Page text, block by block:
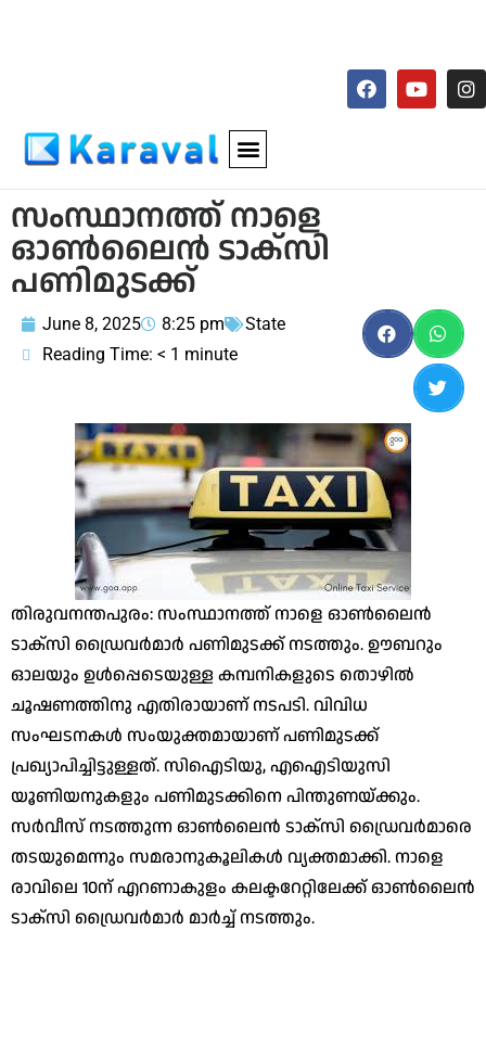
സംസ്ഥാനത്ത് നാളെ
ഓൺലൈൻ ടാക്സി
പണിമുടക്ക്
June 8, 2025 8:25 pm
State
Reading Time: < 1 minute
തിരുവനന്തപുരം: സംസ്ഥാനത്ത് നാളെ ഓൺലൈൻ
ടാക്സി ഡ്രൈവർമാർ പണിമുടക്ക് നടത്തും. ഊബറും
ഓലയും ഉൾപ്പെടെയുള്ള കമ്പനികളുടെ തൊഴിൽ
ചൂഷണത്തിനു എതിരായാണ് നടപടി. വിവിധ
സംഘടനകൾ സംയുക്തമായാണ് പണിമുടക്ക്
പ്രഖ്യാപിച്ചിട്ടുള്ളത്. സിഐടിയു, എഐടിയുസി
യൂണിയനുകളും പണിമുടക്കിനെ പിന്തുണയ്ക്കും.
സർവീസ് നടത്തുന്ന ഓൺലൈൻ ടാക്സി ഡ്രൈവർമാരെ
തടയുമെന്നും സമരാനുകൂലികൾ വ്യക്തമാക്കി. നാളെ
രാവിലെ 10ന് എറണാകുളം കലക്ടറേറ്റിലേക്ക് ഓൺലൈൻ
ടാക്സി ഡ്രൈവർമാർ മാർച്ച് നടത്തും.